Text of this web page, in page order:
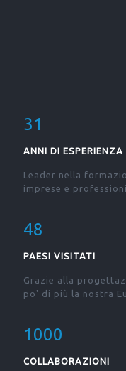
31
ANNI DI ESPERIENZA
Leader nella
imprese e
48
PAESI VISITATI
Grazie alla
po' di più la nostra
1000
COLLABORAZIONI